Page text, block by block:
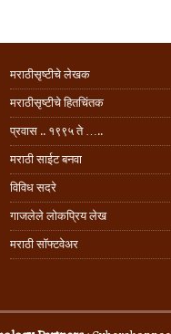
मराठीसृष्टीचे लेखक
मराठीसृष्टीचे हितचिंतक
प्रवास .. १९९५ ते …..
मराठी साईट बनवा
विविध सदरे
गाजलेले लोकप्रिय लेख
मराठी सॉफ्टवेअर